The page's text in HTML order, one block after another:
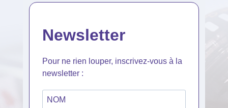
Newsletter
Pour ne rien louper, inscrivez-vous à la
newsletter :